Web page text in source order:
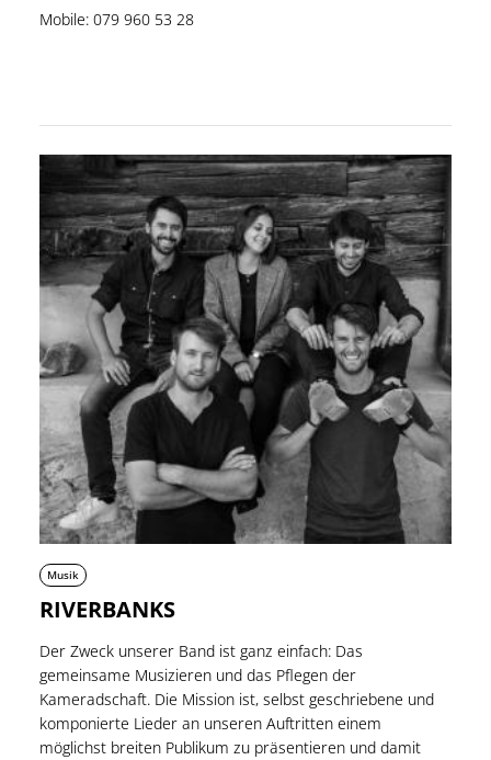
Mobile: 079 960 53 28
Musik
RIVERBANKS
Der Zweck unserer Band ist ganz einfach: Das
gemeinsame Musizieren und das Pflegen der
Kameradschaft. Die Mission ist, selbst geschriebene und
komponierte Lieder an unseren Auftritten einem
möglichst breiten Publikum zu präsentieren und damit